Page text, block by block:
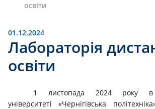
освіти
01.12.2024
Лабораторія
освіти
1 листопада 2024 року в
університеті «Чернігівська